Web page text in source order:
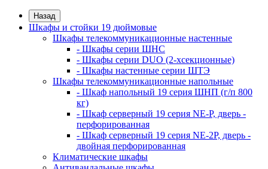
Назад
Шкафы и стойки 19 дюймовые
Шкафы телекоммуникационные настенные
- Шкафы серии ШНС
- Шкафы серии DUO (2-хсекционные)
- Шкафы настенные серии ШТЭ
Шкафы телекоммуникационные напольные
- Шкаф напольный 19 серия ШНП (г/п 800
кг)
- Шкаф серверный 19 серия NE-P, дверь -
перфорированная
- Шкаф серверный 19 серия NE-2P, дверь -
двойная перфорированная
Климатические шкафы